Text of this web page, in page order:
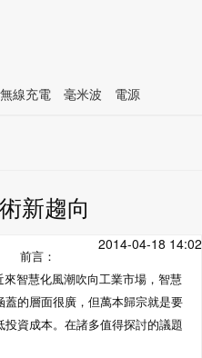
無線充電 毫米波
電源
新趨向
2014-04-18 14:02
前言：
來智慧化風潮吹向工業市場，智慧
的層面很廣，但萬本歸宗就是要
資成本。在諸多值得探討的議題